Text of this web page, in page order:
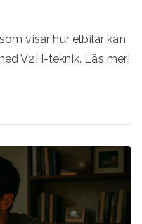
visar hur elbilar kan
V2H-teknik. Läs mer!